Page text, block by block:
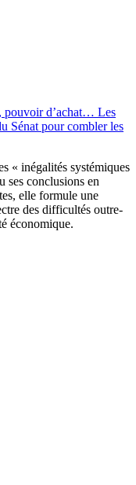
pouvoir d’achat… Les
Sénat pour combler les
« inégalités systémiques
ses conclusions en
elle formule une
des difficultés outre-
économique.